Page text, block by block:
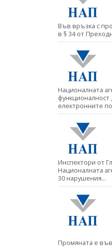
Във връзка с
в § 34 от
Националната
функционалност
електронните
Инспектори от
Националната
30 нарушения...
Промяната е